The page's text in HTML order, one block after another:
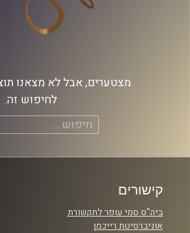
מצטערים, אבל לא מצאנו
לחיפוש זה.
חיפוש:
קישורים
ביה"ס סמי עופר לתקשורת
אוניברסיטת רייכמן